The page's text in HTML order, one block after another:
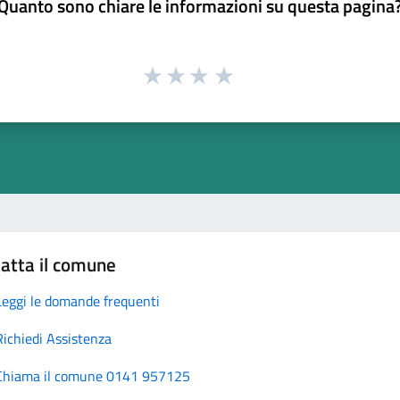
sono chiare le informazioni su questa
il comune
le domande frequenti
Assistenza
il comune 0141 957125